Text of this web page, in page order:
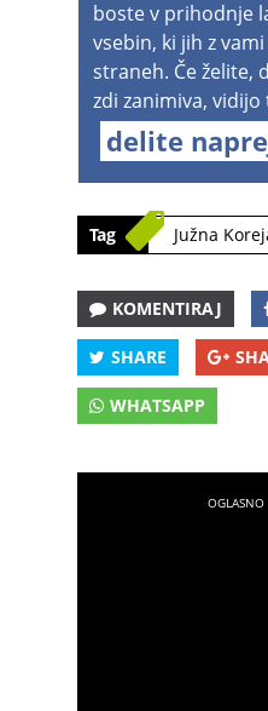
boste v prihodnje
vsebin, ki jih z
straneh. Če želite,
zdi zanimiva,
delite
Tag Južna
KOMENTIRAJ
SHARE
WHATSAPP